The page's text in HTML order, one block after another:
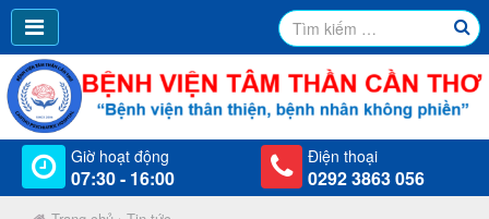
Giờ hoạt động
07:30 - 16:00
Điện thoại
0292 3863 056